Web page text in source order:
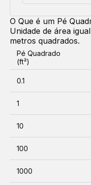
O Que é um Pé
Unidade de área
metros quadrados.
Pé Quadrado
(ft²)
0.1
1
10
100
1000